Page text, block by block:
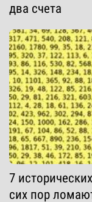
два счета
7
сих пор